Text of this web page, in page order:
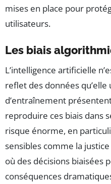
mises en place pour
utilisateurs.
Les biais
L’intelligence artificielle
reflet des données qu’elle
d’entraînement
reproduire ces biais dans
risque énorme, en
sensibles comme la
où des décisions biaisées
conséquences